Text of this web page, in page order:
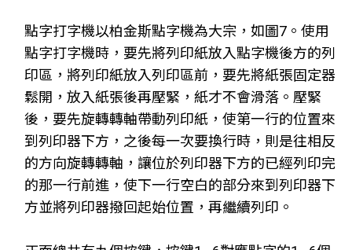
點字打字機以柏金斯點字機為大宗，如圖7。使用
點字打字機時，要先將列印紙放入點字機後方的列
印區，將列印紙放入列印區前，要先將紙張固定器
鬆開，放入紙張後再壓緊，紙才不會滑落。壓緊
後，要先旋轉轉軸帶動列印紙，使第一行的位置來
到列印器下方，之後每一次要換行時，則是往相反
的方向旋轉轉軸，讓位於列印器下方的已經列印完
的那一行前進，使下一行空白的部分來到列印器下
方並將列印器撥回起始位置，再繼續列印。